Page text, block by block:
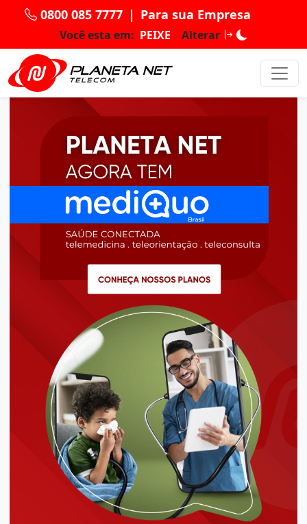
0800 085 7777 | Para sua Empresa
Você esta em: PEIXE Alterar